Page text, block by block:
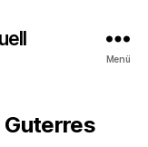
Menü